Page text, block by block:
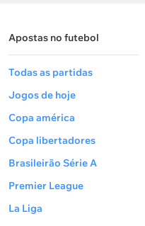
Apostas no futebol
Todas as partidas
Jogos de hoje
Copa américa
Copa libertadores
Brasileirão Série A
Premier League
La Liga